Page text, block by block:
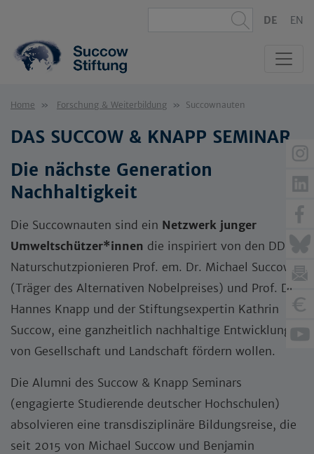
DE EN
Home Forschung & Weiterbildung Succownauten
DAS SUCCOW & KNAPP SEMINAR
Die nächste Generation
Nachhaltigkeit
Die Succownauten sind ein Netzwerk junger
Umweltschützer*innen die inspiriert von den DDR-
Naturschutzpionieren Prof. em. Dr. Michael Succow
(Träger des Alternativen Nobelpreises) und Prof. Dr.
Hannes Knapp und der Stiftungsexpertin Kathrin
Succow, eine ganzheitlich nachhaltige Entwicklung
von Gesellschaft und Landschaft fördern wollen.
Die Alumni des Succow & Knapp Seminars
(engagierte Studierende deutscher Hochschulen)
absolvieren eine transdisziplinäre Bildungsreise, die
seit 2015 von Michael Succow und Benjamin